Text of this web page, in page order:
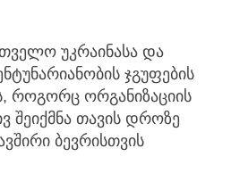
უკრაინასა და
ჯგუფების
როგორც ორგანიზაციის
შეიქმნა თავის დროზე
ბევრისთვის